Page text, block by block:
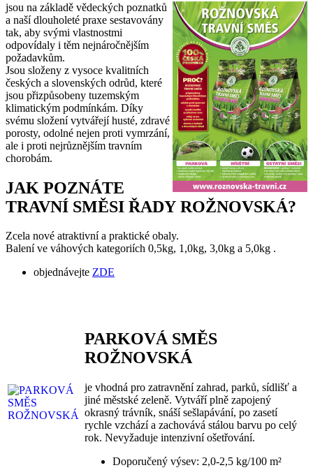
jsou na základě vědeckých poznatků
a naší dlouholeté praxe sestavovány
tak, aby svými vlastnostmi
odpovídaly i těm nejnáročnějším
požadavkům.
Jsou složeny z vysoce kvalitních
českých a slovenských odrůd, které
jsou přizpůsobeny tuzemským
klimatickým podmínkám. Díky
svému složení vytvářejí husté, zdravé
porosty, odolné nejen proti vymrzání,
ale i proti nejrůznějším travním
chorobám.
JAK POZNÁTE
TRAVNÍ SMĚSI ŘADY ROŽNOVSKÁ?
Zcela nové atraktivní a praktické obaly.
Balení ve váhových kategoriích 0,5kg, 1,0kg, 3,0kg a 5,0kg .
objednávejte ZDE
PARKOVÁ SMĚS
ROŽNOVSKÁ
je vhodná pro zatravnění zahrad, parků, sídlišť a
jiné městské zeleně. Vytváří plně zapojený
okrasný trávník, snáší sešlapávání, po zasetí
rychle vzchází a zachovává stálou barvu po celý
rok. Nevyžaduje intenzivní ošetřování.
Doporučený výsev: 2,0-2,5 kg/100 m²